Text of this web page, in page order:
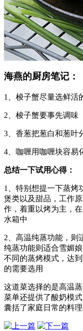
海燕的厨房笔记：
1、梭子蟹尽量选鲜活
2、梭子蟹要事先调味
3、香葱把葱白和葱叶
4、咖喱用咖喱块容易
总结一下试用心得：
1、特别想提一下蒸烤
煲类以及甜品，工作
作，着重以烤为主，
水箱中
2、高温纯蒸功能，则
纯蒸功能则适合雪媚
不同的蒸烤模式，达
的需要选用
这道菜选择的是高温
菜单还提供了酸奶模
囊括了家庭日常的料